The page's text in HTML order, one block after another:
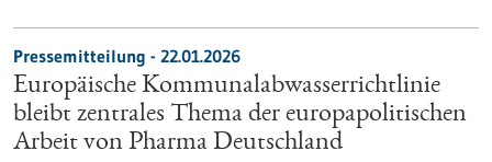
Pressemitteilung - 22.01.2026
Europäische Kommunalabwasserrichtlinie
bleibt zentrales Thema der europapolitischen
Arbeit von Pharma Deutschland